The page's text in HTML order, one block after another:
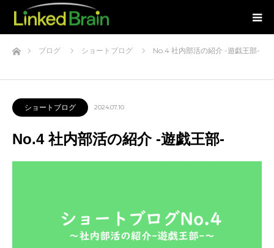
ホームブログ ショートブログ No.4 社内部活の紹介 -遊戯王部-
ショートブログ 2024.07.10
No.4 社内部活の紹介 -遊戯王部-